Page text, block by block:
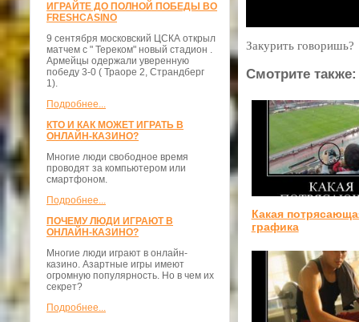
ИГРАЙТЕ ДО ПОЛНОЙ ПОБЕДЫ ВО
FRESHCASINO
9 сентября московский ЦСКА открыл
матчем с " Тереком" новый стадион .
Армейцы одержали уверенную
победу 3-0 ( Траоре 2, Страндберг
1).
Подробнее...
КТО И КАК МОЖЕТ ИГРАТЬ В
ОНЛАЙН-КАЗИНО?
Многие люди свободное время
проводят за компьютером или
смартфоном.
Подробнее...
ПОЧЕМУ ЛЮДИ ИГРАЮТ В
ОНЛАЙН-КАЗИНО?
Многие люди играют в онлайн-
казино. Азартные игры имеют
огромную популярность. Но в чем их
секрет?
Подробнее...
Закурить говоришь?
Смотрите также:
Какая
графика